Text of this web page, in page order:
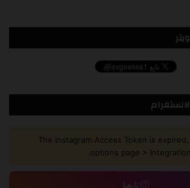
The Instagram Access Token is
options page >
تابعنا